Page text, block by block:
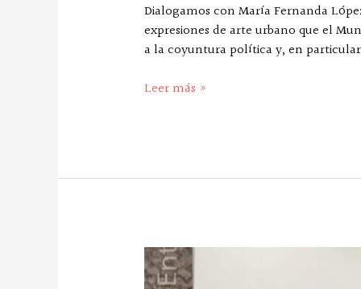
Dialogamos con María Fernanda
expresiones de arte urbano que el
a la coyuntura política y, en
Leer más »
Una
mejor